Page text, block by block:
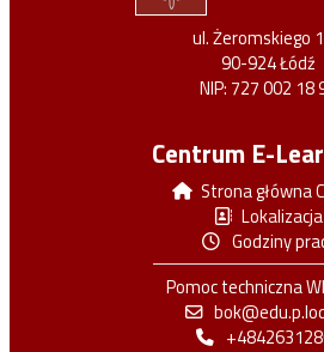
ul. Żeromskiego
90-924 Łódź
NIP: 727 002 18
Centrum E-
Strona główna
Lokalizacja
Godziny
Pomoc techniczna